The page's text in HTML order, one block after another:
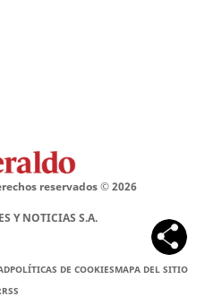
reservados ©2026
Y NOTICIAS S.A.
POLÍTICAS DE COOKIESMAPA DEL SITIO
RSS